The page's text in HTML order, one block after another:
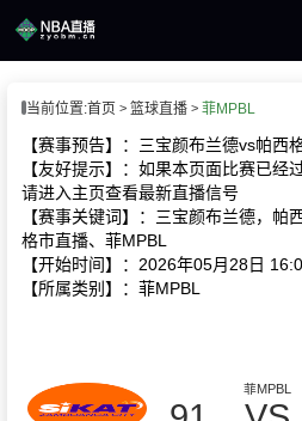
播
闻
当前位置:首页 篮球直播 菲MPBL
【赛事预告】：三宝颜布兰德vs帕西
【友好提示】：如果本页面比赛已经
请进入主页查看最新直播信号
【赛事关键词】：三宝颜布兰德，帕
格市直播、菲MPBL
【开始时间】：2026年05月28日
【所属类别】：菲MPBL
菲MPBL